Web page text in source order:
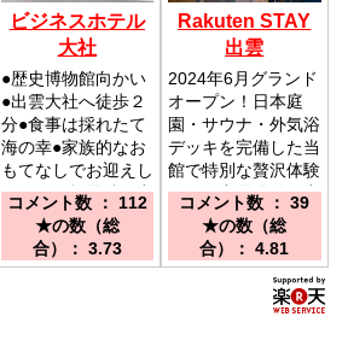
ビジネスホテル
大社
●歴史博物館向かい
●出雲大社へ徒歩２
分●食事は採れたて
海の幸●家族的なお
もてなしでお迎えし
ます／一畑電鉄 出
雲大社前駅より徒歩
５分／ＪＲ 出雲市
駅→一畑バス→正門
コメント数 ： 112
★の数（総
合）： 3.73
Rakuten STAY
出雲
2024年6月グランド
オープン！日本庭
園・サウナ・外気浴
デッキを完備した当
館で特別な贅沢体験
を。／出雲縁結び空
港からお車にて約
35分、出雲大社バ
スターミナルから徒
コメント数 ： 39
★の数（総
合）： 4.81